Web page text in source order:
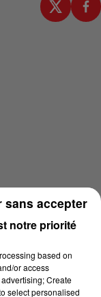
notre priorité
based on
or access
Create
select personalised
sans accepter